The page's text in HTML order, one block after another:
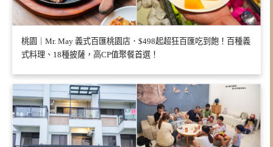
桃園｜Mr. May 義式百匯桃園店．$498起超狂百匯吃到飽！百種義
式料理、18種披薩，高CP值聚餐首選！